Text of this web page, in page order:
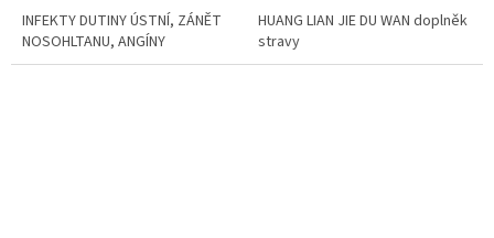
INFEKTY DUTINY ÚSTNÍ, ZÁNĚT
NOSOHLTANU, ANGÍNY
HUANG LIAN JIE DU WAN doplněk
stravy